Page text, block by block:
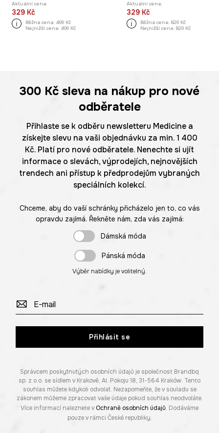
Aktuální cena:
329 Kč
Běžná cena: 499 Kč
Nejnižší cena: 499 Kč
Aktuální cena:
329 Kč
Běžná cena: 829 Kč
Nejnižší cena: 829 Kč
300 Kč sleva na nákup pro nové
odběratele
Přihlaste se k odběru newsletteru Medicine a
získejte slevu na vaši objednávku za min. 1 400
Kč. Platí pro nové odběratele. Nenechte si ujít
informace o slevách, výprodejích, nejnovějších
trendech ani přístup k předprodejům vybraných
speciálních kolekcí.
Chceme, aby do vaší schránky přicházelo jen to, co vás
opravdu zajímá. Řekněte nám, zda vás zajímá:
Dámská móda
Pánská móda
Výběr nabídky je volitelný.
Přihlásit se
Správcem poskytnutých osobních údajů je společnost Brandbq
sp. z o.o. se sídlem v Krakově, Al. Pokoju 18, 31-564 Kraków. Tento
souhlas můžete kdykoli odvolat. Nezapomeňte, že v souladu se
zákonem můžeme zpracovat vaše údaje pokud souhlas neodvoláte.
Více informací naleznete v Ochraně osobních údajů. Dodáváme
pouze v rámci České republiky.